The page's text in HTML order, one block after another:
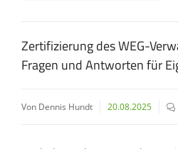
Zertifizierung des WEG-
Fragen und Antworten für
Von Dennis Hundt 20.08.2025